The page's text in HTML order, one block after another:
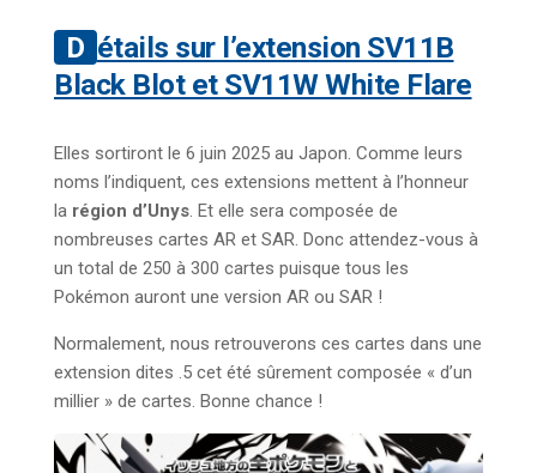
Détails sur l’extension SV11B
Black Blot et SV11W White Flare
Elles sortiront le 6 juin 2025 au Japon. Comme leurs
noms l’indiquent, ces extensions mettent à l’honneur
la région d’Unys. Et elle sera composée de
nombreuses cartes AR et SAR. Donc attendez-vous à
un total de 250 à 300 cartes puisque tous les
Pokémon auront une version AR ou SAR !
Normalement, nous retrouverons ces cartes dans une
extension dites .5 cet été sûrement composée « d’un
millier » de cartes. Bonne chance !